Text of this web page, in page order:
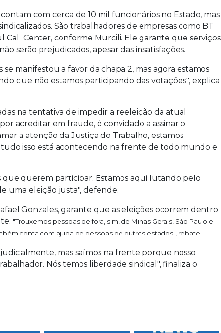
com cerca de 10 mil funcionários no Estado, mas
São trabalhadores de empresas como BT
Call Center, conforme Murcili. Ele garante que serviços
serão prejudicados, apesar das insatisfações.
se manifestou a favor da chapa 2, mas agora estamos
que não estamos participando das votações", explica
na tentativa de impedir a reeleição da atual
acreditar em fraude, é convidado a assinar o
a atenção da Justiça do Trabalho, estamos
isso está acontecendo na frente de todo mundo e
que querem participar. Estamos aqui lutando pelo
uma eleição justa", defende.
Gonzales, garante que as eleições ocorrem dentro
"Trouxemos pessoas de fora, sim, de Minas Gerais, São Paulo e
conta com ajuda de pessoas de outros estados", rebate.
mas saímos na frente porque nosso
Nós temos liberdade sindical", finaliza o